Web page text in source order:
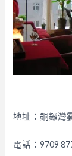
地址：銅鑼灣
電話：9709